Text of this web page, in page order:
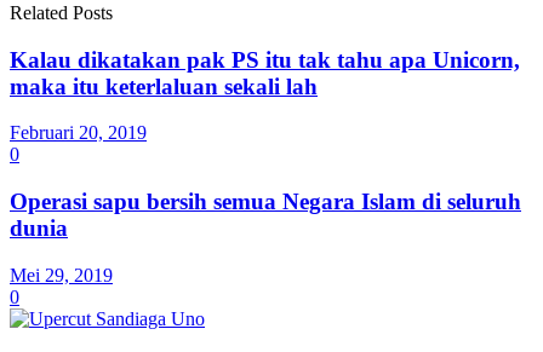
Related Posts
Kalau dikatakan pak PS itu tak tahu apa Unicorn,
maka itu keterlaluan sekali lah
Februari 20, 2019
0
Operasi sapu bersih semua Negara Islam di seluruh
dunia
Mei 29, 2019
0